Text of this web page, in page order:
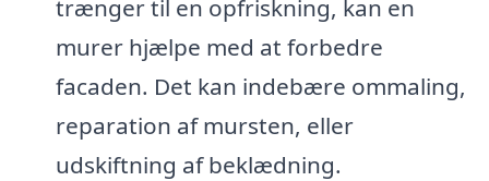
trænger til en opfriskning, kan en
murer hjælpe med at forbedre
facaden. Det kan indebære ommaling,
reparation af mursten, eller
udskiftning af beklædning.